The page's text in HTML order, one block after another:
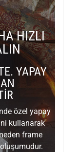
HIZLI
YAPAY
özel yapay
kullanarak
frame
oluşumudur.